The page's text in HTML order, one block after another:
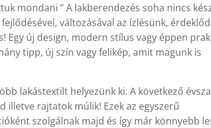
mondani ” A lakberendezés soha nincs
változásával az ízlésünk,
Egy új design, modern stílus vagy éppen
tipp, új szín vagy felikép, amit magunk is
lakástextilt helyezünk ki. A következő
rajtatok múlik! Ezek az egyszerű
szolgálnak majd és így már könnyebb